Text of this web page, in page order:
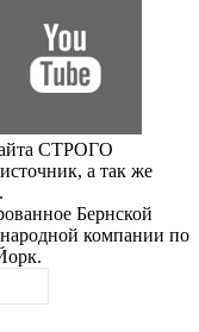
СТРОГО
а так же
Бернской
компании по